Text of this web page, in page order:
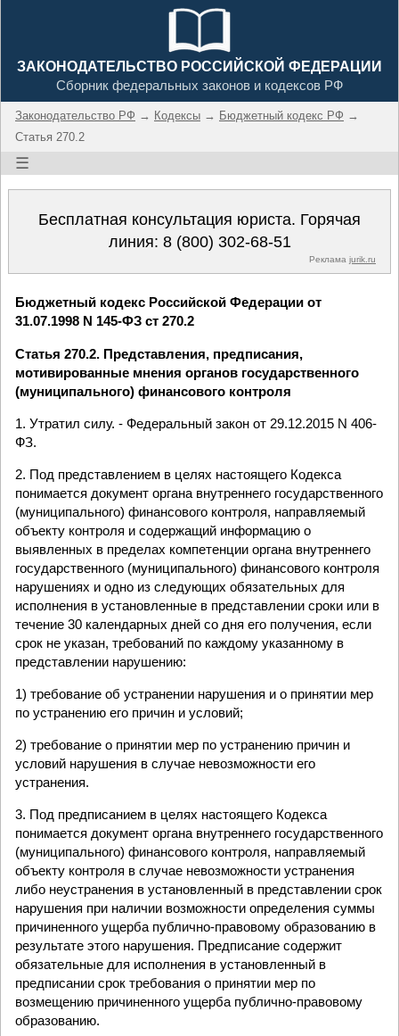
ЗАКОНОДАТЕЛЬСТВО РОССИЙСКОЙ ФЕДЕРАЦИИ
Сборник федеральных законов и кодексов РФ
Законодательство РФ → Кодексы → Бюджетный кодекс РФ →
Статья 270.2
☰
Бесплатная консультация юриста. Горячая
линия: 8 (800) 302-68-51
Реклама jurik.ru
Бюджетный кодекс Российской Федерации от
31.07.1998 N 145-ФЗ ст 270.2
Статья 270.2. Представления, предписания,
мотивированные мнения органов государственного
(муниципального) финансового контроля
1. Утратил силу. - Федеральный закон от 29.12.2015 N 406-
ФЗ.
2. Под представлением в целях настоящего Кодекса
понимается документ органа внутреннего государственного
(муниципального) финансового контроля, направляемый
объекту контроля и содержащий информацию о
выявленных в пределах компетенции органа внутреннего
государственного (муниципального) финансового контроля
нарушениях и одно из следующих обязательных для
исполнения в установленные в представлении сроки или в
течение 30 календарных дней со дня его получения, если
срок не указан, требований по каждому указанному в
представлении нарушению:
1) требование об устранении нарушения и о принятии мер
по устранению его причин и условий;
2) требование о принятии мер по устранению причин и
условий нарушения в случае невозможности его
устранения.
3. Под предписанием в целях настоящего Кодекса
понимается документ органа внутреннего государственного
(муниципального) финансового контроля, направляемый
объекту контроля в случае невозможности устранения
либо неустранения в установленный в представлении срок
нарушения при наличии возможности определения суммы
причиненного ущерба публично-правовому образованию в
результате этого нарушения. Предписание содержит
обязательные для исполнения в установленный в
предписании срок требования о принятии мер по
возмещению причиненного ущерба публично-правовому
образованию.